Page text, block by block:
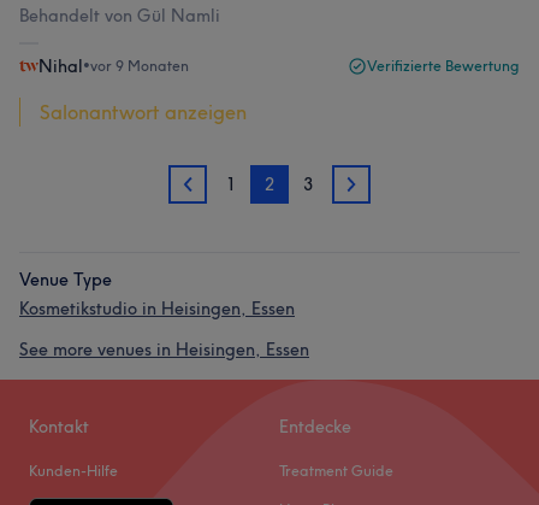
Behandelt von Gül Namli
Nihal•vor 9 Monaten Verifizierte Bewertung
Salonantwort anzeigen
1 1 2 3 3
Venue Type
Kosmetikstudio in Heisingen, Essen
See more venues in Heisingen, Essen
Kontakt
Kunden-Hilfe
Entdecke
Treatment Guide